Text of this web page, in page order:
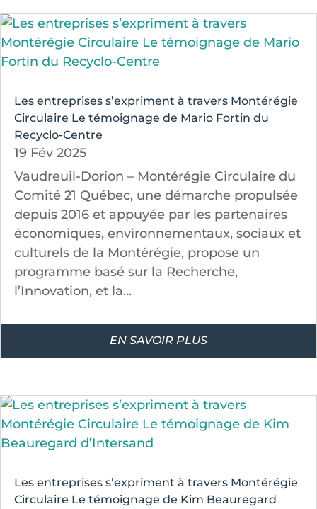
Les entreprises s’expriment à travers Montérégie
Circulaire Le témoignage de Mario Fortin du
Recyclo-Centre
19 Fév 2025
Vaudreuil-Dorion – Montérégie Circulaire du
Comité 21 Québec, une démarche propulsée
depuis 2016 et appuyée par les partenaires
économiques, environnementaux, sociaux et
culturels de la Montérégie, propose un
programme basé sur la Recherche,
l’Innovation, et la...
EN SAVOIR PLUS
Les entreprises s’expriment à travers Montérégie
Circulaire Le témoignage de Kim Beauregard